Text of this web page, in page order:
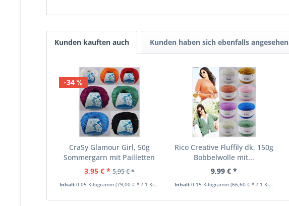
Kunden kauften auch Kunden haben sich ebenfalls angesehen
-34
CraSy Glamour Girl, 50g
Sommergarn mit Pailletten
3,95 € * 5,95 € *
Inhalt 0.05 Kilogramm (79,00 € * / 1 Kilogramm)
Rico Creative Fluffily dk, 150g
Bobbelwolle mit...
9,99 € *
Inhalt 0.15 Kilogramm (66,60 € * / 1 Kilogramm)